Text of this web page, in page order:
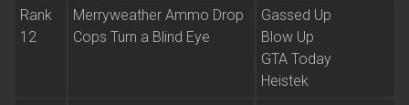
Rank
12
Merryweather Ammo Drop
Cops Turn a Blind Eye
Gassed Up
Blow Up
GTA Today
Heistek